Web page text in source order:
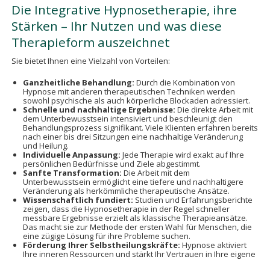
Die Integrative Hypnosetherapie, ihre
Stärken – Ihr Nutzen und was diese
Therapieform auszeichnet
Sie bietet Ihnen eine Vielzahl von Vorteilen:
Ganzheitliche Behandlung: Durch die Kombination von
Hypnose mit anderen therapeutischen Techniken werden
sowohl psychische als auch körperliche Blockaden adressiert.
Schnelle und nachhaltige Ergebnisse: Die direkte Arbeit mit
dem Unterbewusstsein intensiviert und beschleunigt den
Behandlungsprozess signifikant. Viele Klienten erfahren bereits
nach einer bis drei Sitzungen eine nachhaltige Veränderung
und Heilung.
Individuelle Anpassung: Jede Therapie wird exakt auf Ihre
persönlichen Bedürfnisse und Ziele abgestimmt.
Sanfte Transformation: Die Arbeit mit dem
Unterbewusstsein ermöglicht eine tiefere und nachhaltigere
Veränderung als herkömmliche therapeutische Ansätze.
Wissenschaftlich fundiert: Studien und Erfahrungsberichte
zeigen, dass die Hypnosetherapie in der Regel schneller
messbare Ergebnisse erzielt als klassische Therapieansätze.
Das macht sie zur Methode der ersten Wahl für Menschen, die
eine zügige Lösung für ihre Probleme suchen.
Förderung Ihrer Selbstheilungskräfte: Hypnose aktiviert
Ihre inneren Ressourcen und stärkt Ihr Vertrauen in Ihre eigene